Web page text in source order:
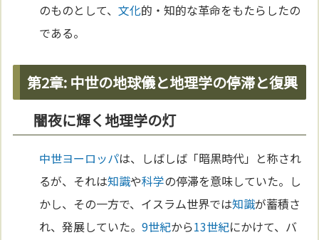
のものとして、文化的・知的な革命をもたらしたの
である。
第2章: 中世の地球儀と地理学の停滞と復興
闇夜に輝く地理学の灯
中世ヨーロッパは、しばしば「暗黒時代」と称され
るが、それは知識や科学の停滞を意味していた。し
かし、その一方で、イスラム世界では知識が蓄積さ
れ、発展していた。9世紀から13世紀にかけて、バ